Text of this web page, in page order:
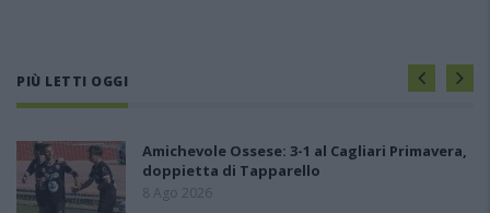
PIÙ LETTI OGGI
Amichevole Ossese: 3-1 al Cagliari Primavera,
doppietta di Tapparello
8 Ago 2026